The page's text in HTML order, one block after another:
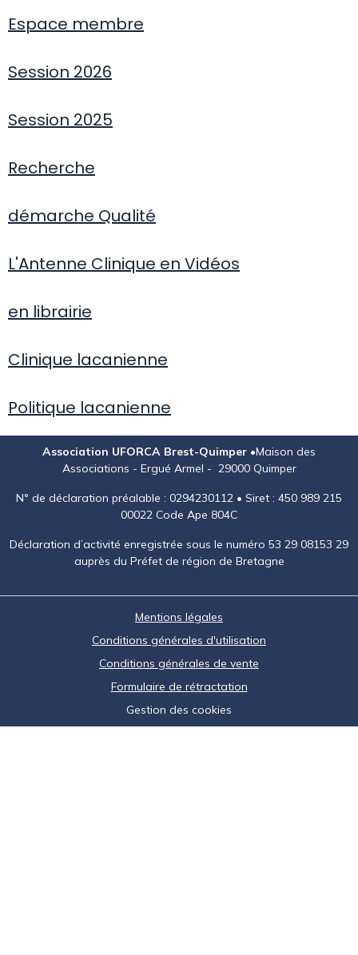
Espace membre
Session 2026
Session 2025
Recherche
démarche Qualité
L'Antenne Clinique en Vidéos
en librairie
Clinique lacanienne
Politique lacanienne
Association UFORCA Brest-Quimper •Maison des
Associations - Ergué Armel - 29000 Quimper
N° de déclaration préalable : 0294230112 • Siret : 450 989 215
00022 Code Ape 804C
Déclaration d’activité enregistrée sous le numéro 53 29 08153 29
auprès du Préfet de région de Bretagne
Mentions légales
Conditions générales d'utilisation
Conditions générales de vente
Formulaire de rétractation
Gestion des cookies